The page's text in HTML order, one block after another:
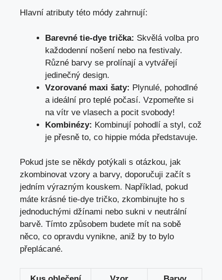
Hlavní atributy​ této módy zahrnují:
Barevné tie-dye trička: Skvělá‌ volba pro
každodenní nošení nebo na festivaly.
Různé barvy se​ prolínají a ‌vytvářejí
jedinečný ‌design.
Vzorované maxi ‌šaty: Plynulé, pohodlné
a ideální pro teplé ⁢počasí. Vzpomeňte si
⁢na vítr⁣ ve vlasech a pocit svobody!
Kombinézy: Kombinují pohodlí a styl,‍ což
je přesně to, co hippie ‍móda představuje.
Pokud⁢ jste se někdy ‌potýkali ‍s‍ otázkou,⁤ jak
zkombinovat vzory a barvy,‌ doporučuji začít s
‍jedním výrazným kouskem. Například, pokud
máte krásné tie-dye tričko, zkombinujte ⁤ho s
jednoduchými ‍džínami nebo sukni v⁣ neutrální
barvě. Tímto způsobem budete mít⁤ na sobě
něco, co opravdu vynikne, aniž by​ to bylo
přeplácané.